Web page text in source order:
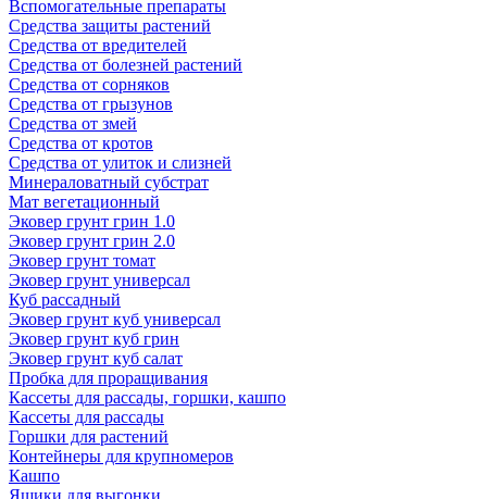
Вспомогательные препараты
Средства защиты растений
Средства от вредителей
Средства от болезней растений
Средства от сорняков
Средства от грызунов
Средства от змей
Средства от кротов
Средства от улиток и слизней
Минераловатный субстрат
Мат вегетационный
Эковер грунт грин 1.0
Эковер грунт грин 2.0
Эковер грунт томат
Эковер грунт универсал
Куб рассадный
Эковер грунт куб универсал
Эковер грунт куб грин
Эковер грунт куб салат
Пробка для проращивания
Кассеты для рассады, горшки, кашпо
Кассеты для рассады
Горшки для растений
Контейнеры для крупномеров
Кашпо
Ящики для выгонки